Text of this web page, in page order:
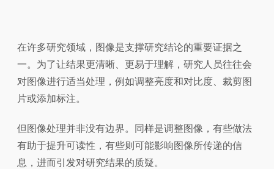
在许多研究领域，图像是支撑研究结论的重要证据之
一。为了让结果更清晰、更易于理解，研究人员往往会
对图像进行适当处理，例如调整亮度和对比度、裁剪图
片或添加标注。
但图像处理并非没有边界。同样是调整图像，有些做法
有助于提升可读性，有些则可能影响图像所传递的信
息，进而引发对研究结果的质疑。